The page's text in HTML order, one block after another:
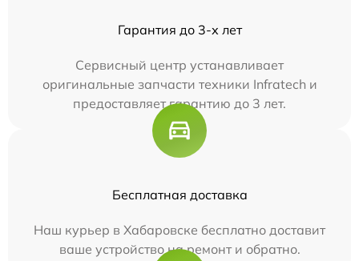
Гарантия до 3-х лет
Сервисный центр устанавливает
оригинальные запчасти техники Infratech и
предоставляет гарантию до 3 лет.
Бесплатная доставка
Наш курьер в Хабаровске бесплатно доставит
ваше устройство на ремонт и обратно.